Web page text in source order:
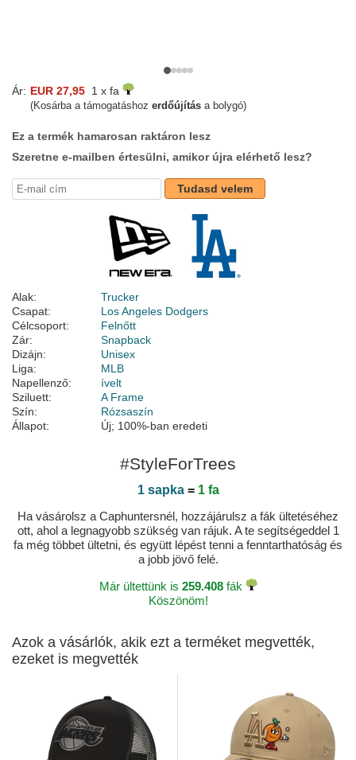
Ár: EUR 27,95 1 x fa
(Kosárba a támogatáshoz erdőújítás a bolygó)
Ez a termék hamarosan raktáron lesz
Szeretne e-mailben értesülni, amikor újra elérhető lesz?
Tudasd velem
Alak:
Trucker
Csapat:
Los Angeles Dodgers
Célcsoport:
Felnőtt
Zár:
Snapback
Dizájn:
Unisex
Liga:
MLB
Napellenző:
ívelt
Sziluett:
A Frame
Szín:
Rózsaszín
Állapot:
Új; 100%-ban eredeti
#StyleForTrees
1 sapka= 1 fa
Ha vásárolsz a Caphuntersnél, hozzájárulsz a fák ültetéséhez
ott, ahol a legnagyobb szükség van rájuk. A te segítségeddel 1
fa még többet ültetni, és együtt lépést tenni a fenntarthatóság és
a jobb jövő felé.
Már ültettünk is 259.408fák
Köszönöm!
Azok a vásárlók, akik ezt a terméket megvették,
ezeket is megvették